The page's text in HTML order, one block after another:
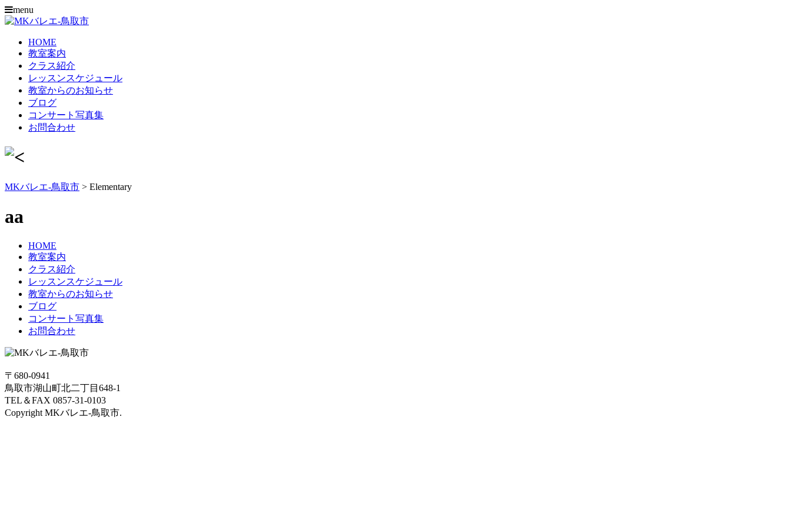
menu
HOME
教室案内
クラス紹介
レッスンスケジュール
教室からのお知らせ
ブログ
コンサート写真集
お問合わせ
MKバレエ-鳥取市 > Elementary
aa
HOME
教室案内
クラス紹介
レッスンスケジュール
教室からのお知らせ
ブログ
コンサート写真集
お問合わせ
〒680-0941
鳥取市湖山町北二丁目648-1
TEL＆FAX 0857-31-0103
Copyright MKバレエ-鳥取市.